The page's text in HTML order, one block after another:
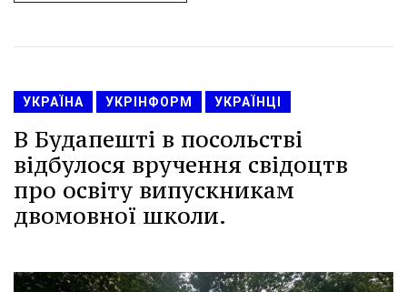
УКРАЇНА УКРІНФОРМ УКРАЇНЦІ
В Будапешті в посольстві
відбулося вручення свідоцтв
про освіту випускникам
двомовної школи.